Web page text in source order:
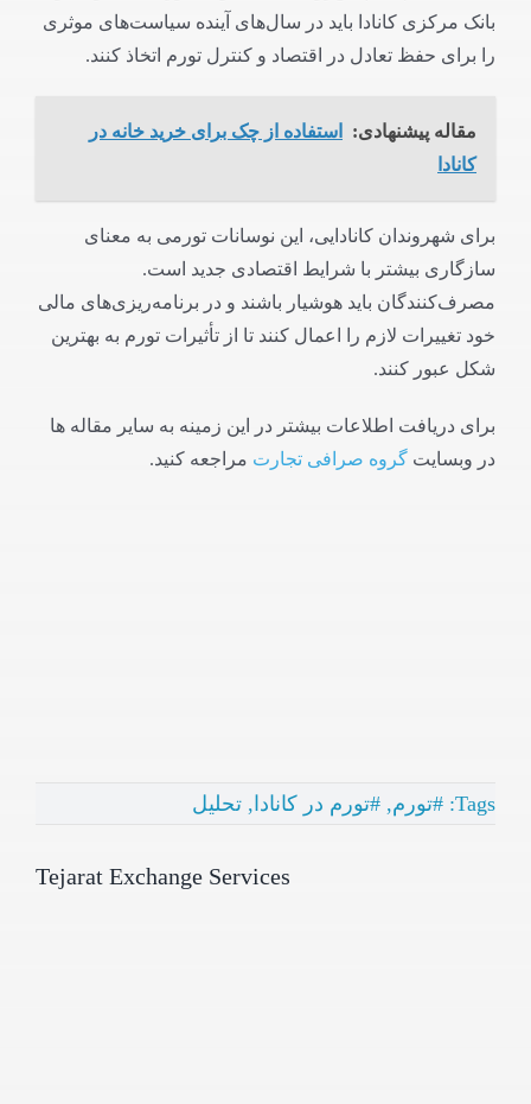
بانک مرکزی کانادا باید در سال‌های آینده سیاست‌های موثری
را برای حفظ تعادل در اقتصاد و کنترل تورم اتخاذ کنند.
مقاله پیشنهادی:
استفاده از چک برای خرید خانه در
کانادا
برای شهروندان کانادایی، این نوسانات تورمی به معنای
سازگاری بیشتر با شرایط اقتصادی جدید است.
مصرف‌کنندگان باید هوشیار باشند و در برنامه‌ریزی‌های مالی
خود تغییرات لازم را اعمال کنند تا از تأثیرات تورم به بهترین
شکل عبور کنند.
برای دریافت اطلاعات بیشتر در این زمینه به سایر مقاله ها
در وبسایت گروه صرافی تجارت مراجعه کنید.
Tags: #تورم, #تورم در کانادا , تحلیل
Tejarat Exchange Services